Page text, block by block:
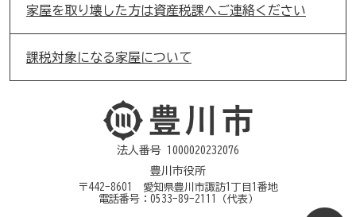
家屋を取り壊した方は資産税課へご連絡ください
課税対象になる家屋について
法人番号 1000020232076
豊川市役所
〒442-8601 愛知県豊川市諏訪1丁目1番地
電話番号： 0533-89-2111 （代表）